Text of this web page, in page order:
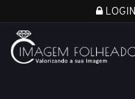
LOGIN